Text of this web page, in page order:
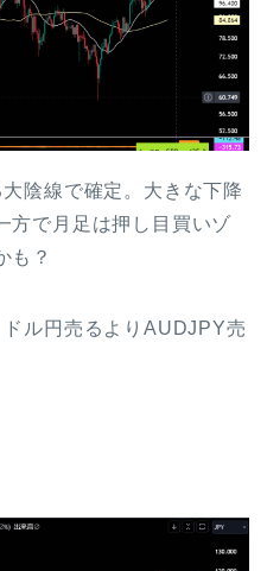
陰線で確定。大きな下降
方で月足は押し目買いゾ
も？
ル円売るよりAUDJPY売